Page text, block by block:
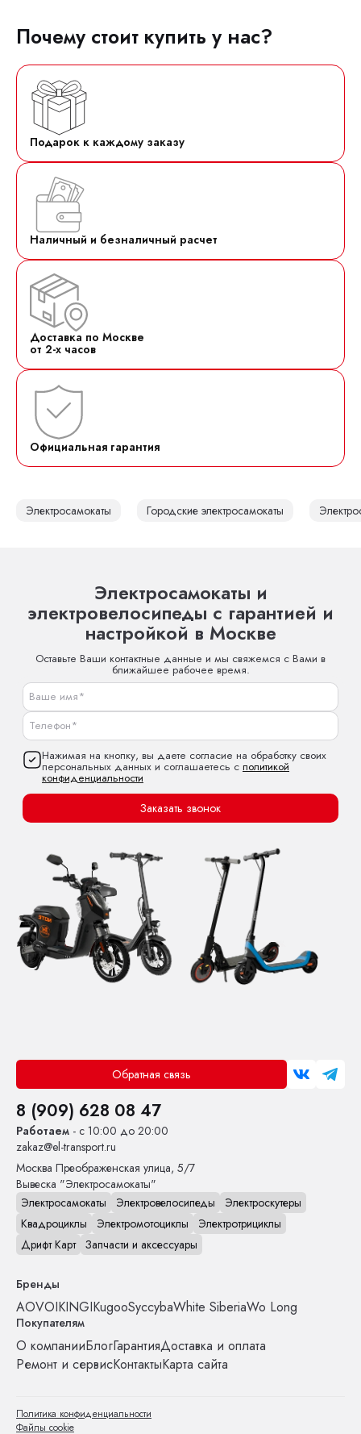
Почему стоит купить у нас?
Подарок к каждому заказу
Наличный и безналичный расчет
Доставка по Москве
от 2-х часов
Официальная гарантия
Электросамокаты Городские электросамокаты
Электросамокаты и
электровелосипеды с гарантией и
настройкой в Москве
Оставьте Ваши контактные данные и мы свяжемся с Вами в
ближайшее рабочее время.
Нажимая на кнопку, вы даете согласие на обработку своих
персональных данных и соглашаетесь с политикой
конфиденциальности
Заказать звонок
Обратная связь
8 (909) 628 08 47
Работаем - с 10:00 до 20:00
zakaz@el-transport.ru
Москва Преображенская улица, 5/7
Вывеска "Электросамокаты"
Электросамокаты
Электровелосипеды
Электроскутеры
Квадроциклы
Электромотоциклы
Электротрициклы
Дрифт Карт Запчасти и аксессуары
Бренды
AOVOIKINGIKugooSyccybaWhite SiberiaWo Long
Покупателям
О компанииБлогГарантияДоставка и оплата
Ремонт и сервисКонтактыКарта сайта
Политика конфиденциальности
Файлы cookie